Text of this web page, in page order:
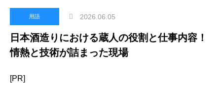
用語 2026.06.05
日本酒造りにおける蔵人の役割と仕事内容！
情熱と技術が詰まった現場
[PR]